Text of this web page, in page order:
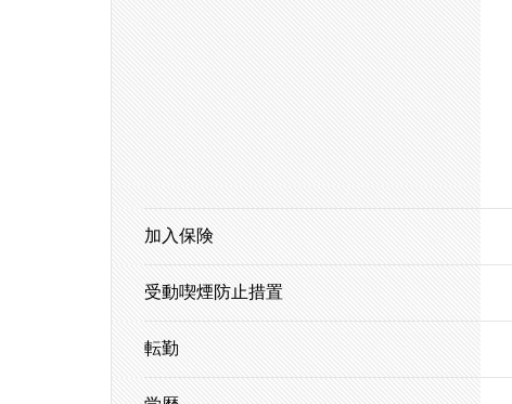
加入保険
受動喫煙防止措置
転勤